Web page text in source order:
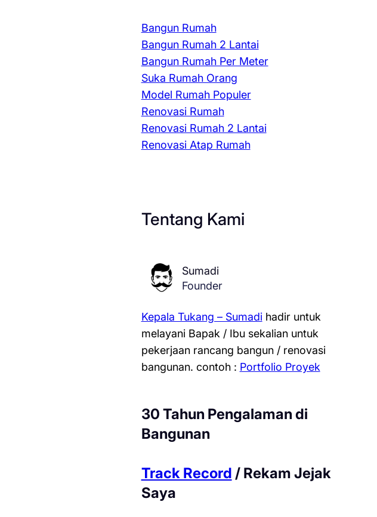
Bangun Rumah
Bangun Rumah 2 Lantai
Bangun Rumah Per Meter
Suka Rumah Orang
Model Rumah Populer
Renovasi Rumah
Renovasi Rumah 2 Lantai
Renovasi Atap Rumah
Tentang Kami
Sumadi
Founder
Kepala Tukang – Sumadihadir untuk
melayani Bapak / Ibu sekalian untuk
pekerjaan rancang bangun / renovasi
bangunan. contoh : Portfolio Proyek
30 Tahun Pengalaman di
Bangunan
Track Record / Rekam Jejak
Saya